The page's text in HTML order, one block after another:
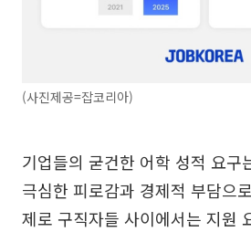
(사진제공=잡코리아)
기업들의 굳건한 어학 성적 요구
극심한 피로감과 경제적 부담으
제로 구직자들 사이에서는 지원